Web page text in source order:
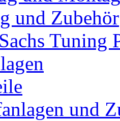
und Zubehör
Tuning
und